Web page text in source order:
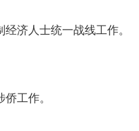
济人士统一战线工作。
工作。